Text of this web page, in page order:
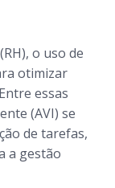
o uso de
otimizar
essas
(AVI) se
de tarefas,
a gestão